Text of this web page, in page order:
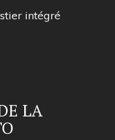
intégré
LA